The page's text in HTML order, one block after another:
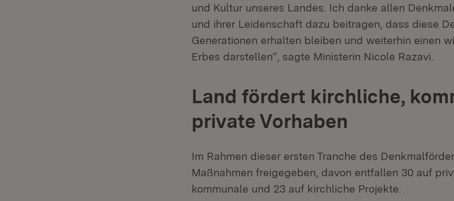
und Kultur unseres Landes. Ich danke allen
und ihrer Leidenschaft dazu beitragen, dass diese
Generationen erhalten bleiben und weiterhin einen
Erbes darstellen“, sagte Ministerin Nicole Razavi.
Land fördert kirchliche,
private Vorhaben
Im Rahmen dieser ersten Tranche des
Maßnahmen freigegeben, davon entfallen 30 auf
kommunale und 23 auf kirchliche Projekte.